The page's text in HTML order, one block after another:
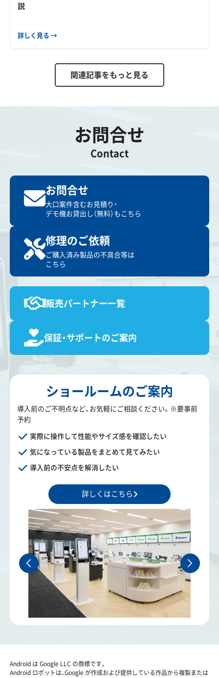
説
詳しく見る →
関連記事をもっと見る
お問合せ
Contact
お問合せ
大口案件含むお見積り・
デモ機お貸出し（無料）もこちら
修理のご依頼
ご購入済み製品の不具合等は
こちら
販売パートナー一覧
保証・サポートのご案内
ショールームのご案内
導入前のご不明点など、お気軽にご相談ください。※要事前
予約
実際に操作して性能やサイズ感を確認したい
気になっている製品をまとめて見てみたい
導入前の不安点を解消したい
詳しくはこちら
Android は Google LLC の商標です。
Android ロボットは、Google が作成および提供している作品から複製または